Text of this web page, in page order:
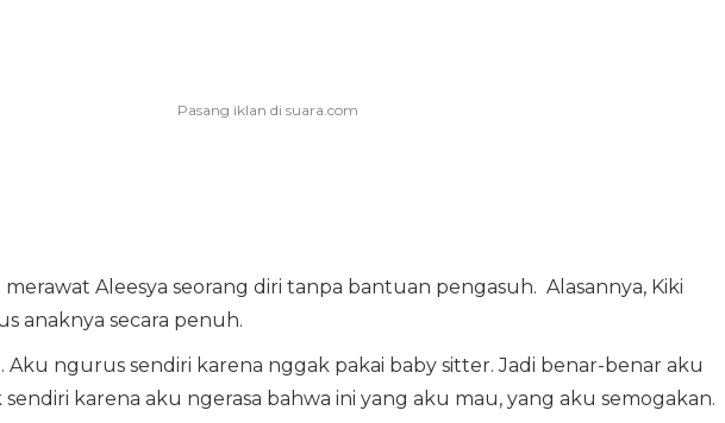
merawat Aleesya seorang diri tanpa bantuan pengasuh. Alasannya, Kiki
anaknya secara penuh.
Aku ngurus sendiri karena nggak pakai baby sitter. Jadi benar-benar aku
karena aku ngerasa bahwa ini yang aku mau, yang aku semogakan.